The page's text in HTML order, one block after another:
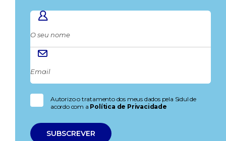
Autorizo o tratamento dos meus dados pela Sidul de
acordo com a Política de Privacidade